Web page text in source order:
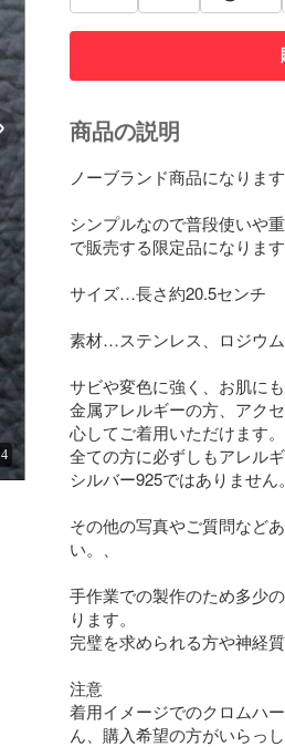
4
商品の説明
ノーブランド商品になります
シンプルなので普段使いや
で販売する限定品になります
サイズ…長さ約20.5センチ
素材…ステンレス、ロジウム
サビや変色に強く、お肌にも
金属アレルギーの方、アク
心してご着用いただけます
全ての方に必ずしもアレル
シルバー925ではありません。
その他の写真やご質問など
い。、
手作業での製作のため多少
ります。
完璧を求められる方や神経
注意
着用イメージでのクロムハ
ん、購入希望の方がいらっ